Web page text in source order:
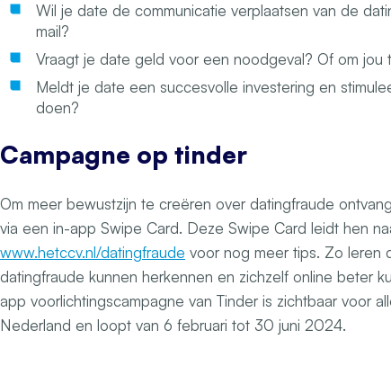
Wil je date de communicatie verplaatsen van de
mail?
Vraagt je date geld voor een noodgeval? Of om jou
Meldt je date een succesvolle investering en
doen?
Campagne op tinder
Om meer bewustzijn te creëren over datingfraude
via een in-app Swipe Card. Deze Swipe Card leidt hen
www.hetccv.nl/datingfraude voor nog meer tips. Zo leren
datingfraude kunnen herkennen en zichzelf online beter
app voorlichtingscampagne van Tinder is zichtbaar voor
Nederland en loopt van 6 februari tot 30 juni 2024.